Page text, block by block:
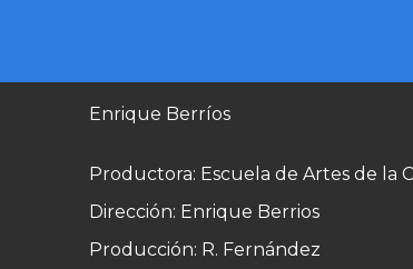
Enrique Berríos
Productora: Escuela de Artes de la
Dirección: Enrique Berrios
Producción: R. Fernández